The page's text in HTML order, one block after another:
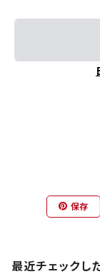
保存
最近チェックし